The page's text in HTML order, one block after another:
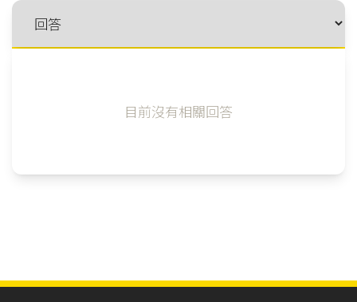
目前沒有相關回答